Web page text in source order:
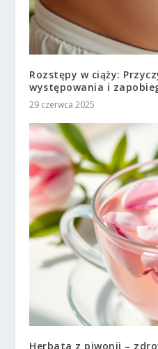
Rozstępy w ciąży:
występowania i
29 czerwca 2025
Herbata z piwonii –